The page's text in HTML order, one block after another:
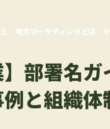
地方マーケティングとは 4
】部署名
と組織体